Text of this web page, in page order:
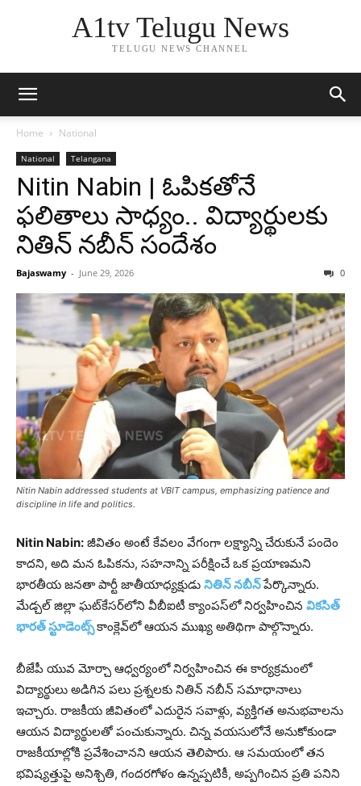
A1tv Telugu News
TELUGU NEWS CHANNEL
Home National
National Telangana
Nitin Nabin | ఓపికతోనే
ఫలితాలు సాధ్యం.. విద్యార్థులకు
నితిన్ నబీన్ సందేశం
Bajaswamy - June 29, 2026 0
Nitin Nabin addressed students at VBIT campus, emphasizing patience and
discipline in life and politics.
Nitin Nabin: జీవితం అంటే కేవలం వేగంగా లక్ష్యాన్ని చేరుకునే పందెం
కాదని, అది మన ఓపికను, సహనాన్ని పరీక్షించే ఒక ప్రయాణమని
భారతీయ జనతా పార్టీ జాతీయాధ్యక్షుడు నితిన్ నబీన్పేర్కొన్నారు.
మేడ్చల్ జిల్లా ఘట్‌కేసర్‌లోని వీబీఐటీ క్యాంపస్‌లో నిర్వహించిన వికసిత్
భారత్ స్టూడెంట్స్కాంక్లెవ్‌లో ఆయన ముఖ్య అతిథిగా పాల్గొన్నారు.
బీజేపీ యువ మోర్చా ఆధ్వర్యంలో నిర్వహించిన ఈ కార్యక్రమంలో
విద్యార్థులు అడిగిన పలు ప్రశ్నలకు నితిన్ నబీన్ సమాధానాలు
ఇచ్చారు. రాజకీయ జీవితంలో ఎదురైన సవాళ్లు, వ్యక్తిగత అనుభవాలను
ఆయన విద్యార్థులతో పంచుకున్నారు. చిన్న వయసులోనే అనుకోకుండా
రాజకీయాల్లోకి ప్రవేశించానని ఆయన తెలిపారు. ఆ సమయంలో తన
భవిష్యత్తుపై అనిశ్చితి, గందరగోళం ఉన్నప్పటికీ, అప్పగించిన ప్రతి పనిని